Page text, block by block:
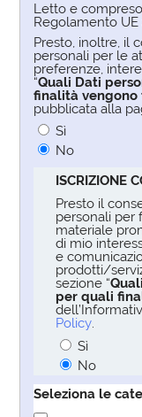
Letto e
Regolamento UE
Presto, inoltre, il
personali per le
preferenze,
“Quali Dati
finalità
pubblicata alla
Sì
No
ISCRIZIONE
Presto il
personali per
materiale
di mio
e
prodotti/
sezione “
per quali
Policy
Sì
No
Seleziona le